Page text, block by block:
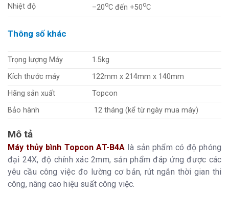
Nhiệt độ –20oC đến +50oC
Thông số khác
Trọng lượng Máy
1.5kg
Kích thước máy
122mm x 214mm x 140mm
Hãng sản xuất
Topcon
Bảo hành
12 tháng (kể từ ngày mua máy)
Mô tả
Máy thủy bình Topcon AT-B4A là sản phẩm có độ phóng
đại 24X, độ chính xác 2mm, sản phẩm đáp ứng được các
yêu cầu công việc đo lường cơ bản, rút ngắn thời gian thi
công, nâng cao hiệu suất công việc.